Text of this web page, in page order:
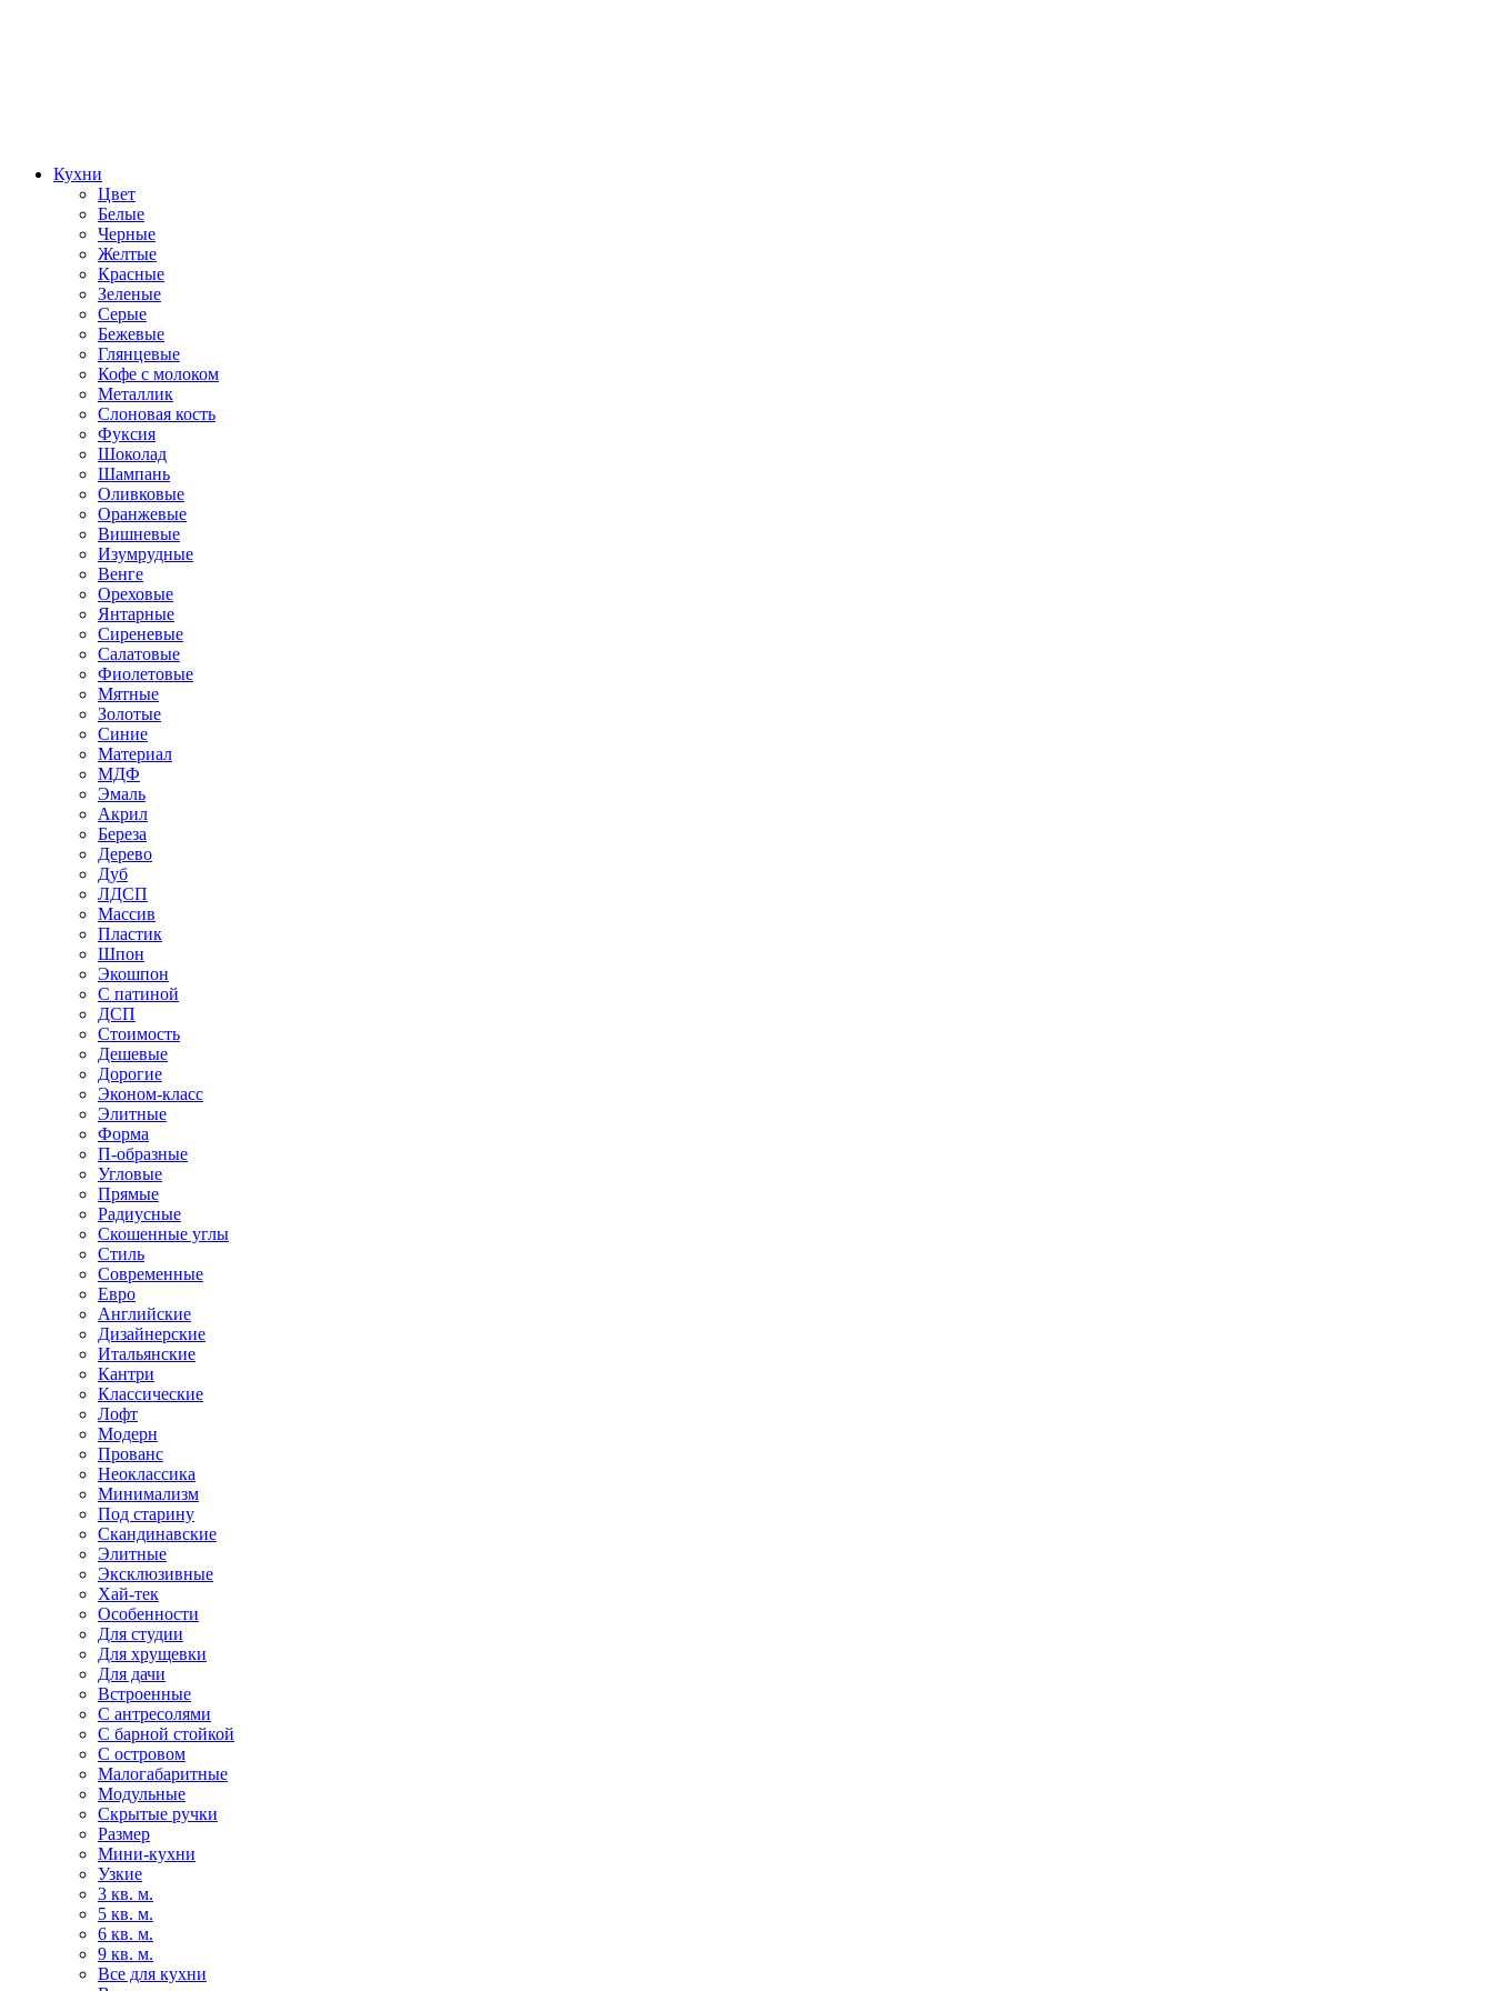
Кухни
Цвет
Белые
Черные
Желтые
Красные
Зеленые
Серые
Бежевые
Глянцевые
Кофе с молоком
Металлик
Слоновая кость
Фуксия
Шоколад
Шампань
Оливковые
Оранжевые
Вишневые
Изумрудные
Венге
Ореховые
Янтарные
Сиреневые
Салатовые
Фиолетовые
Мятные
Золотые
Синие
Материал
МДФ
Эмаль
Акрил
Береза
Дерево
Дуб
ЛДСП
Массив
Пластик
Шпон
Экошпон
С патиной
ДСП
Стоимость
Дешевые
Дорогие
Эконом-класс
Элитные
Форма
П-образные
Угловые
Прямые
Радиусные
Скошенные углы
Стиль
Современные
Евро
Английские
Дизайнерские
Итальянские
Кантри
Классические
Лофт
Модерн
Прованс
Неоклассика
Минимализм
Под старину
Скандинавские
Элитные
Эксклюзивные
Хай-тек
Особенности
Для студии
Для хрущевки
Для дачи
Встроенные
С антресолями
С барной стойкой
С островом
Малогабаритные
Модульные
Скрытые ручки
Размер
Мини-кухни
Узкие
3 кв. м.
5 кв. м.
6 кв. м.
9 кв. м.
Все для кухни